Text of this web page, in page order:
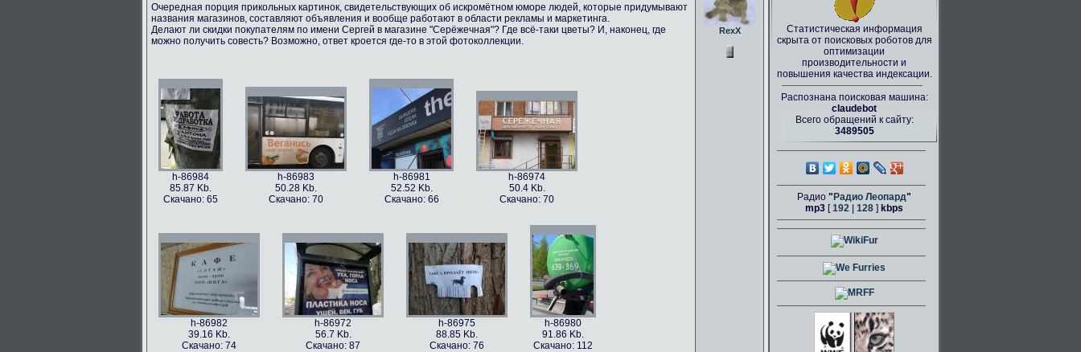
Очередная порция прикольных картинок, свидетельствующих об искромётном юморе людей, которые придумывают
названия магазинов, составляют объявления и вообще работают в области рекламы и маркетинга.
Делают ли скидки покупателям по имени Сергей в магазине "Серёжечная"? Где всё-таки цветы? И, наконец, где
можно получить совесть? Возможно, ответ кроется где-то в этой фотоколлекции.
h-86984
85.87 Kb.
Скачано: 65
h-86983
50.28 Kb.
Скачано: 70
h-86981
52.52 Kb.
Скачано: 66
h-86974
50.4 Kb.
Скачано: 70
h-86982
39.16 Kb.
Скачано: 74
h-86972
56.7 Kb.
Скачано: 87
h-86975
88.85 Kb.
Скачано: 76
h-86980
91.86 Kb.
Скачано: 112
RexX
Статистическая информация
скрыта от поисковых роботов для
оптимизации
производительности и
повышения качества индексации.
Распознана поисковая машина:
claudebot
Всего обращений к сайту:
3489505
Радио " Радио Леопард"
mp3 [192 128 ] kbps